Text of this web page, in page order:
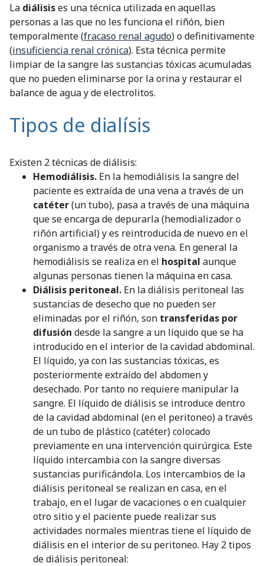
La diálisises una técnica utilizada en aquellas
personas a las que no les funciona el riñón, bien
temporalmente (fracaso renal agudo) o definitivamente
(insuficiencia renal crónica). Esta técnica permite
limpiar de la sangre las sustancias tóxicas acumuladas
que no pueden eliminarse por la orina y restaurar el
balance de agua y de electrolitos.
Tipos de dialísis
Existen 2 técnicas de diálisis:
Hemodiálisis. En la hemodiálisis la sangre del
paciente es extraída de una vena a través de un
catéter(un tubo), pasa a través de una máquina
que se encarga de depurarla (hemodializador o
riñón artificial) y es reintroducida de nuevo en el
organismo a través de otra vena. En general la
hemodiálisis se realiza en el hospital aunque
algunas personas tienen la máquina en casa.
Diálisis peritoneal. En la diálisis peritoneal las
sustancias de desecho que no pueden ser
eliminadas por el riñón, son transferidas por
difusión desde la sangre a un líquido que se ha
introducido en el interior de la cavidad abdominal.
El líquido, ya con las sustancias tóxicas, es
posteriormente extraído del abdomen y
desechado. Por tanto no requiere manipular la
sangre. El líquido de diálisis se introduce dentro
de la cavidad abdominal (en el peritoneo) a través
de un tubo de plástico (catéter) colocado
previamente en una intervención quirúrgica. Este
líquido intercambia con la sangre diversas
sustancias purificándola. Los intercambios de la
diálisis peritoneal se realizan en casa, en el
trabajo, en el lugar de vacaciones o en cualquier
otro sitio y el paciente puede realizar sus
actividades normales mientras tiene el líquido de
diálisis en el interior de su peritoneo. Hay 2 tipos
de diálisis peritoneal: